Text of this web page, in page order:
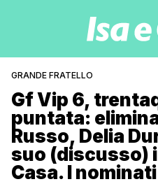
GRANDE FRATELLO
Gf Vip 6,
puntata:
Russo, Delia
suo (discusso)
Casa. I